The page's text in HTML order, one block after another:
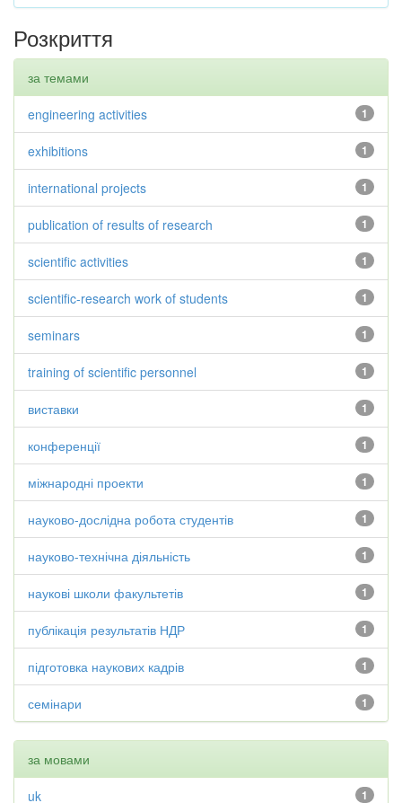
Розкриття
за темами
1
engineering activities
1
exhibitions
1
international projects
1
publication of results of research
1
scientific activities
1
scientific-research work of students
1
seminars
1
training of scientific personnel
1
виставки
1
конференції
1
міжнародні проекти
1
науково-дослідна робота студентів
1
науково-технічна діяльність
1
наукові школи факультетів
1
публікація результатів НДР
1
підготовка наукових кадрів
1
семінари
за мовами
1
uk